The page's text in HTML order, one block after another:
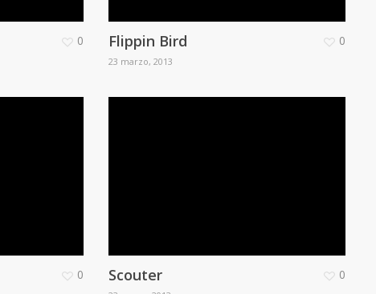
0 Flippin Bird
23 marzo, 2013
0
0 Scouter 0